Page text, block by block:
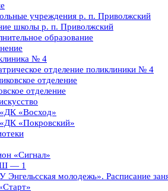
учреждения р. п. Приволжский
школы р. п. Приволжский
образование
№ 4
отделение поликлиники № 4
отделение
отделение
«Восход»
«Покровский»
«Сигнал»
— 1
молодежь». Расписание